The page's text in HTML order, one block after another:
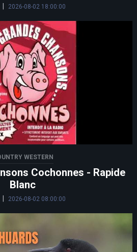
2026-08-02 18:00:00
WESTERN
Cochonnes - Rapide
Blanc
2026-08-02 08:00:00